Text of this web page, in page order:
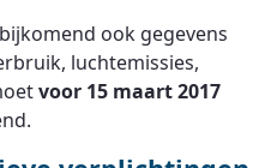
ook gegevens
luchtemissies,
voor 15 maart 2017